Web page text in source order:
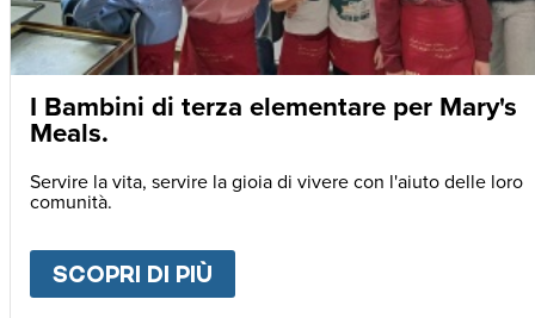
I Bambini di terza elementare per Mary's
Meals.
Servire la vita, servire la gioia di vivere con l'aiuto delle loro
comunità.
SCOPRI DI PIÙ